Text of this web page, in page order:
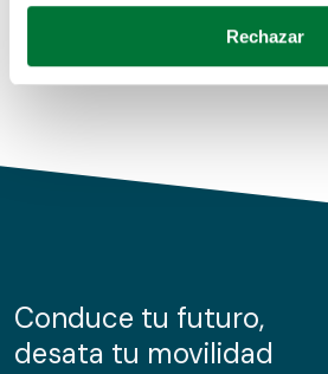
para buscar características
Obtenga más información sobre
de cookies.
información sobre el uso que haga
nuestros partners de redes
Rechazar
Conduce tu futuro,
desata tu movilidad